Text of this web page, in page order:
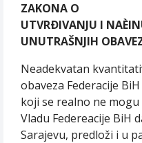
ZAKONA O
UTVRÐIVANJU I
UNUTRAŠNJIH
Neadekvatan
obaveza Federacije
koji se realno ne
Vladu Federeacije BiH
Sarajevu, predloži i u